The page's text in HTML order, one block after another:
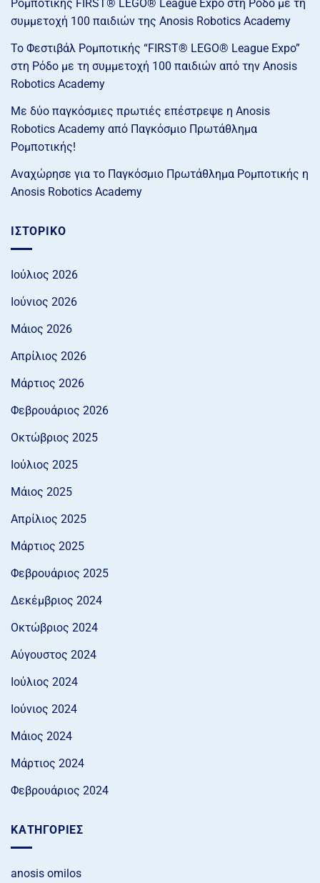
Ρομποτικής FIRST® LEGO® League Expo στη Ρόδο με τη
συμμετοχή 100 παιδιών της Anosis Robotics Academy
Το Φεστιβάλ Ρομποτικής “FIRST® LEGO® League Expo”
στη Ρόδο με τη συμμετοχή 100 παιδιών από την Anosis
Robotics Academy
Με δύο παγκόσμιες πρωτιές επέστρεψε η Anosis
Robotics Academy από Παγκόσμιο Πρωτάθλημα
Ρομποτικής!
Αναχώρησε για το Παγκόσμιο Πρωτάθλημα Ρομποτικής η
Anosis Robotics Academy
ΙΣΤΟΡΙΚΌ
Ιούλιος 2026
Ιούνιος 2026
Μάιος 2026
Απρίλιος 2026
Μάρτιος 2026
Φεβρουάριος 2026
Οκτώβριος 2025
Ιούλιος 2025
Μάιος 2025
Απρίλιος 2025
Μάρτιος 2025
Φεβρουάριος 2025
Δεκέμβριος 2024
Οκτώβριος 2024
Αύγουστος 2024
Ιούλιος 2024
Ιούνιος 2024
Μάιος 2024
Μάρτιος 2024
Φεβρουάριος 2024
KΑΤΗΓΟΡΊΕΣ
anosis omilos